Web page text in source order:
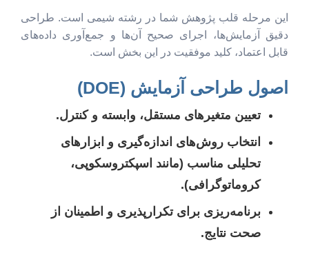
این مرحله قلب پژوهش شما در رشته شیمی است. طراحی
دقیق آزمایش‌ها، اجرای صحیح آن‌ها و جمع‌آوری داده‌های
قابل اعتماد، کلید موفقیت در این بخش است.
اصول طراحی آزمایش (DOE)
تعیین متغیرهای مستقل، وابسته و کنترل.
انتخاب روش‌های اندازه‌گیری و ابزارهای
تحلیلی مناسب (مانند اسپکتروسکوپی،
کروماتوگرافی).
برنامه‌ریزی برای تکرارپذیری و اطمینان از
صحت نتایج.